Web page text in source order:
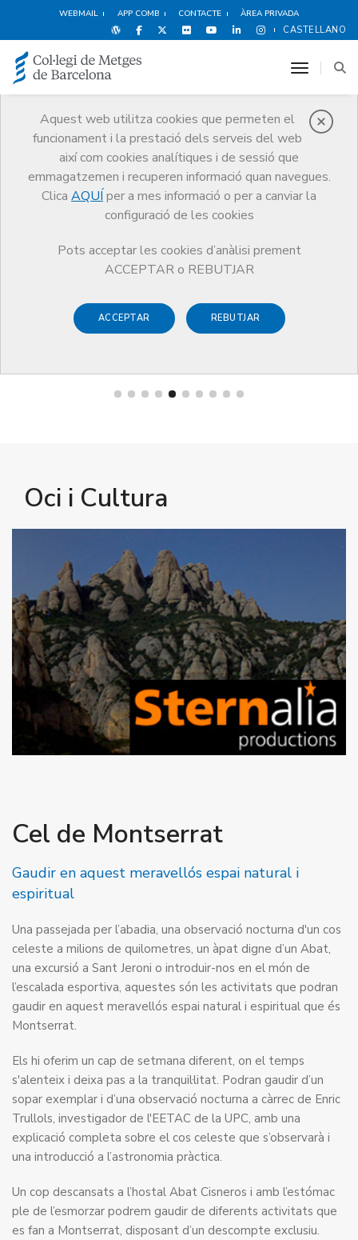
WEBMAIL APP COMB CONTACTE ÀREA PRIVADA
CASTELLANO
Aquest web utilitza cookies que permeten el
funcionament i la prestació dels serveis del web
així com cookies analítiques i de sessió que
emmagatzemen i recuperen informació quan navegues.
Clica AQUÍ per a mes informació o per a canviar la
configuració de les cookies
Pots acceptar les cookies d’anàlisi prement
ACCEPTAR o REBUTJAR
ACCEPTAR REBUTJAR
toggle
Avantatges i
descomptes
Serveis Altres serveis
Avantatges i descomptes
Cel de Montserrat
Oci i Cultura
Cel de Montserrat
Gaudir en aquest meravellós espai natural i
espiritual
Una passejada per l’abadia, una observació nocturna d'un cos
celeste a milions de quilometres, un àpat digne d’un Abat,
una excursió a Sant Jeroni o introduir-nos en el món de
l’escalada esportiva, aquestes són les activitats que podran
gaudir en aquest meravellós espai natural i espiritual que és
Montserrat.
Els hi oferim un cap de setmana diferent, on el temps
s'alenteix i deixa pas a la tranquil·litat. Podran gaudir d’un
sopar exemplar i d’una observació nocturna a càrrec de Enric
Trullols, investigador de l'EETAC de la UPC, amb una
explicació completa sobre el cos celeste que s’observarà i
una introducció a l’astronomia pràctica.
Un cop descansats a l’hostal Abat Cisneros i amb l’estómac
ple de l’esmorzar podrem gaudir de diferents activitats que
es fan a Montserrat, disposant d’un descompte exclusiu.